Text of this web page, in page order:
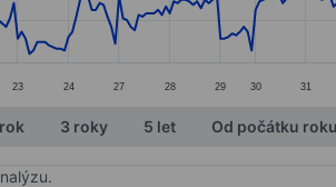
23 24 27 28 29 30 31
3 roky 5 let Od počátku roku